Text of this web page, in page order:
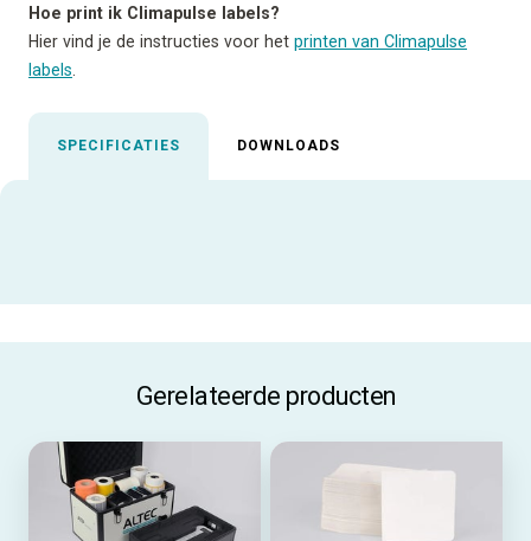
Hoe print ik Climapulse labels?
Hier vind je de instructies voor het printen van Climapulse
labels
SPECIFICATIES DOWNLOADS
Gerelateerde producten